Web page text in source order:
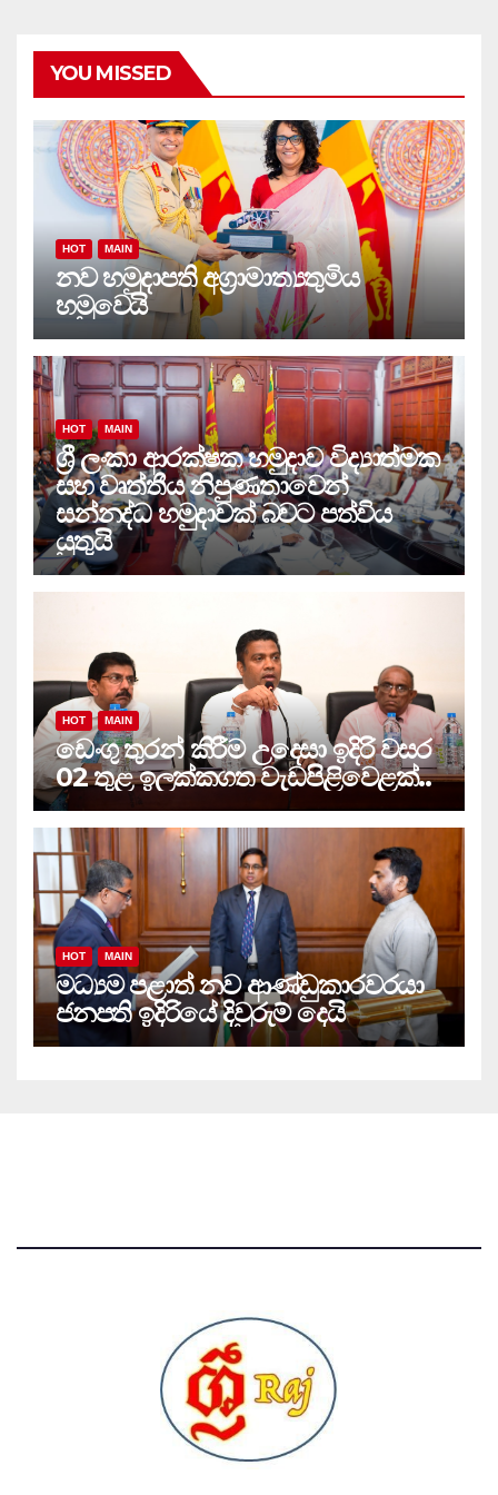
YOU MISSED
HOT MAIN
නව හමුදාපති අග්‍රාමාත්‍යතුමිය
හමුවෙයි
HOT MAIN
ශ්‍රී ලංකා ආරක්ෂක හමුදාව විද්‍යාත්මක
සහ වෘත්තීය නිපුණතාවෙන්
සන්නද්ධ හමුදාවක් බවට පත්විය
යුතුයි
HOT MAIN
ඩෙංගු තුරන් කිරීම උදෙසා ඉදිරි වසර
02 තුළ ඉලක්කගත වැඩපිළිවෙළක්..
HOT MAIN
මධ්‍යම පළාත් නව ආණ්ඩුකාරවරයා
ජනපති ඉදිරියේ දිවුරුම් දෙයි